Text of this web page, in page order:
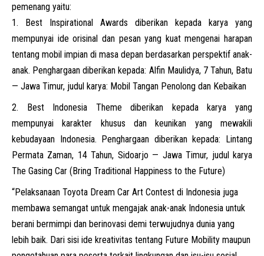
pemenang yaitu:
Best Inspirational Awards diberikan kepada karya yang
mempunyai ide orisinal dan pesan yang kuat mengenai harapan
tentang mobil impian di masa depan berdasarkan perspektif anak-
anak. Penghargaan diberikan kepada: Alfin Maulidya, 7 Tahun, Batu
— Jawa Timur, judul karya: Mobil Tangan Penolong dan Kebaikan
Best Indonesia Theme diberikan kepada karya yang
mempunyai karakter khusus dan keunikan yang mewakili
kebudayaan Indonesia. Penghargaan diberikan kepada: Lintang
Permata Zaman, 14 Tahun, Sidoarjo — Jawa Timur, judul karya
The Gasing Car (Bring Traditional Happiness to the Future)
“Pelaksanaan Toyota Dream Car Art Contest di Indonesia juga
membawa semangat untuk mengajak anak-anak Indonesia untuk
berani bermimpi dan berinovasi demi terwujudnya dunia yang
lebih baik. Dari sisi ide kreativitas tentang Future Mobility maupun